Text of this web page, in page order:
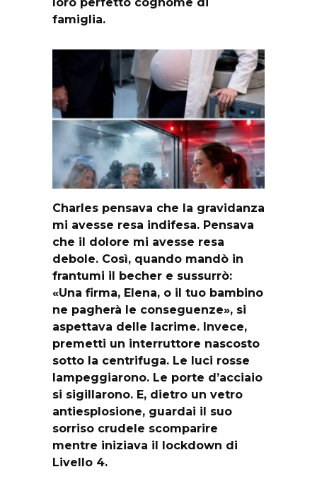
famiglia.
Charles pensava che la gravidanza
mi avesse resa indifesa. Pensava
che il dolore mi avesse resa
debole. Così, quando mandò in
frantumi il becher e sussurrò:
«Una firma, Elena, o il tuo bambino
ne pagherà le conseguenze», si
aspettava delle lacrime. Invece,
premetti un interruttore nascosto
sotto la centrifuga. Le luci rosse
lampeggiarono. Le porte d’acciaio
si sigillarono. E, dietro un vetro
antiesplosione, guardai il suo
sorriso crudele scomparire
mentre iniziava il lockdown di
Livello 4.